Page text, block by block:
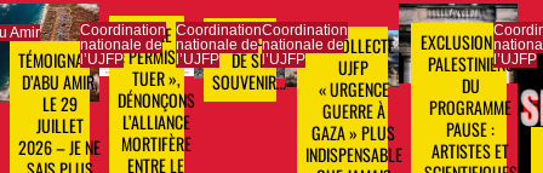
Amir
TÉMOIGNAGE
D’ABU AMIR,
LE 29
JUILLET
2026 – JE NE
Coordination
nationale de
l’UJFP
CONTRE LE
« PERMIS DE
TUER »,
DÉNONÇONS
L’ALLIANCE
MORTIFÈRE
ENTRE LE
Coordination
nationale de
l’UJFP
À L’HEURE
DE SE
SOUVENIR…
Coordination
nationale de
l’UJFP
LA COLLECTE
UJFP
« URGENCE
GUERRE À
GAZA » PLUS
INDISPENSABLE
EXCLUSION DES
PALESTINIENS
DU
PROGRAMME
PAUSE :
ARTISTES ET
l’UJFP